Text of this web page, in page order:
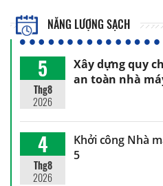
NĂNG LƯỢNG SẠCH
5
Thg8
2026
Xây dựng quy
an toàn nhà
4
Thg8
2026
Khởi công Nhà
5